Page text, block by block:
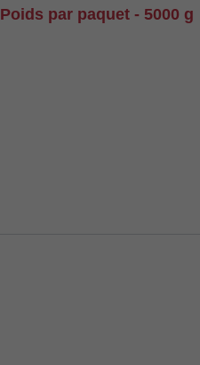
Poids par paquet - 5000 g